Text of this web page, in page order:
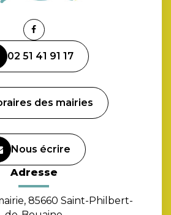
Lien
le
compte
02 51 41 91 17
des mairies
Nous écrire
Adresse
85660 Saint-Philbert-